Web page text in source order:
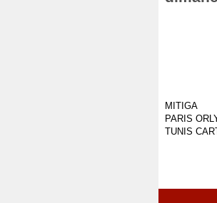
MITIGA
PARIS
TUNIS